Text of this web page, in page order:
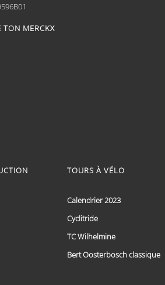
TON MERCKX
TOURS À VÉLO
Calendrier 2023
Cyclitride
TC Wilhelmine
Bert Oosterbosch classique